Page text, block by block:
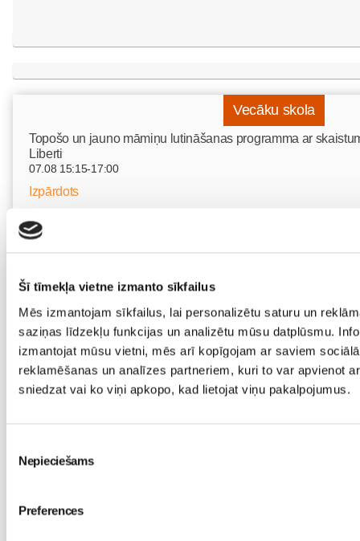
Šī tīmekļa vietne izmanto sīkfailus
Mēs izmantojam sīkfailus, lai personalizētu saturu un
saziņas līdzekļu funkcijas un analizētu mūsu datplūsmu.
izmantojat mūsu vietni, mēs arī kopīgojam ar saviem
reklamēšanas un analīzes partneriem, kuri to var apvienot
sniedzat vai ko viņi apkopo, kad lietojat viņu pakalpojumus.
izvēle
Nepieciešams
Preferences
Vecāku skola
Topošo un jauno māmiņu lutināšanas programma ar
Liberti
07.08 15:15-17:00
Izpārdots
Vaksācija topošajām un jaunajām māmiņām
07.08 16:30-17:00
Izpārdots
Nodarbības citā laikā
10.08 10:00-17:00